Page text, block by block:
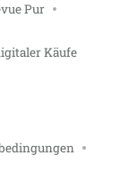
Pur
Käufe